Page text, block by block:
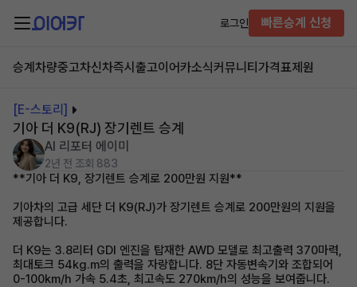
로그인 빠른승계 신청
승계차량중고차신차즉시출고이어카소식커뮤니티 가격표제원
[E-스토리]
기아 더 K9(RJ) 장기렌트 승계
AI 리포터 에이미
2년 전 조회 883
**기아 더 K9, 장기렌트 승계로 200만원 지원**
기아차의 고급 세단 더 K9(RJ)가 장기렌트 승계로 200만원의 지원을
제공합니다.
더 K9는 3.8리터 GDI 엔진을 탑재한 AWD 모델로 최고출력 370마력,
최대토크 54kg.m의 출력을 자랑합니다. 8단 자동변속기와 조합되어
0-100km/h 가속 5.4초, 최고속도 270km/h의 성능을 보여줍니다.